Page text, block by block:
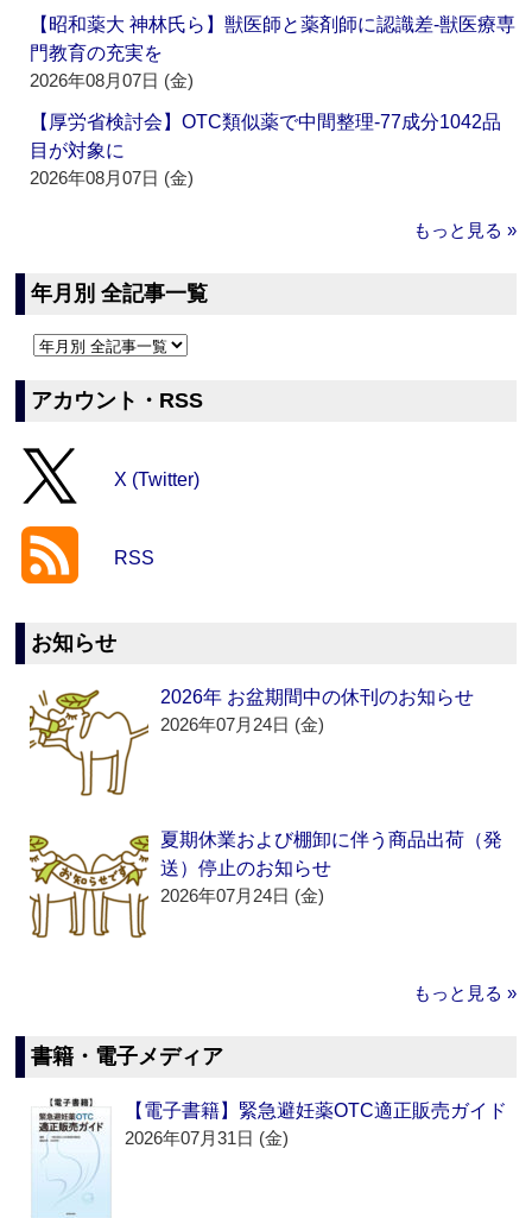
【昭和薬大 神林氏ら】獣医師と薬剤師に認識差‐獣医療専
門教育の充実を
2026年08月07日 (金)
【厚労省検討会】OTC類似薬で中間整理‐77成分1042品
目が対象に
2026年08月07日 (金)
もっと見る »
年月別 全記事一覧
アカウント・RSS
X (Twitter)
RSS
お知らせ
2026年 お盆期間中の休刊のお知らせ
2026年07月24日 (金)
夏期休業および棚卸に伴う商品出荷（発
送）停止のお知らせ
2026年07月24日 (金)
もっと見る »
書籍・電子メディア
【電子書籍】緊急避妊薬OTC適正販売ガイド
2026年07月31日 (金)